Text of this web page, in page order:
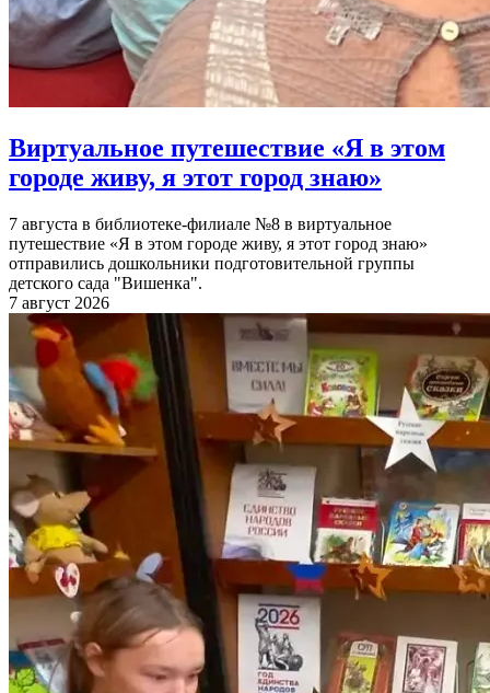
Виртуальное путешествие «Я в этом
городе живу, я этот город знаю»
7 августа в библиотеке-филиале №8 в виртуальное
путешествие «Я в этом городе живу, я этот город знаю»
отправились дошкольники подготовительной группы
детского сада "Вишенка".
7 август 2026